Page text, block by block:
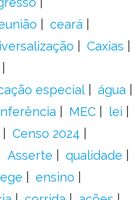
ceará
Caxias
especial
água
MEC
lei
Censo 2024
Asserte
qualidade
ensino